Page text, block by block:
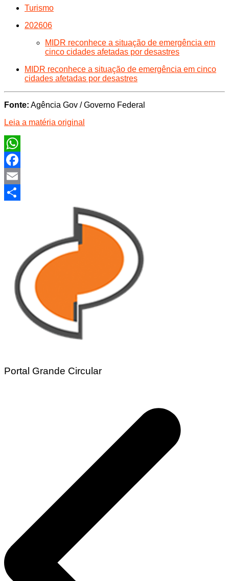
Turismo
202606
MIDR reconhece a situação de emergência em
cinco cidades afetadas por desastres
MIDR reconhece a situação de emergência em cinco
cidades afetadas por desastres
Fonte: Agência Gov / Governo Federal
Leia a matéria original
WhatsApp
Facebook
Email
Portal Grande Circular